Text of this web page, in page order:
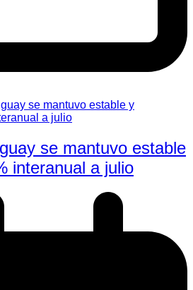
se mantuvo estable
interanual a julio